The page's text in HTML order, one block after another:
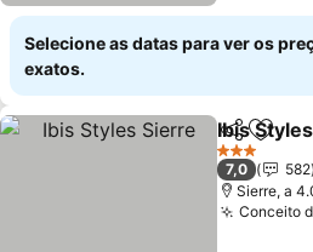
Selecione as datas para ver os
exatos.
Partilhar
Ibis
3 Estrelas
7,0
582
Sierre, a
Conceito